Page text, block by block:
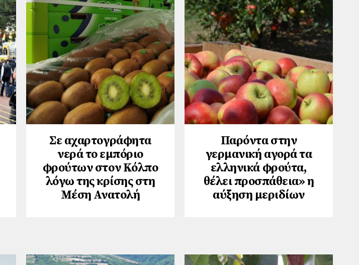
Σε αχαρτογράφητα
νερά το εμπόριο
φρούτων στον Κόλπο
λόγω της κρίσης στη
Μέση Ανατολή
Παρόντα στην
γερμανική αγορά τα
ελληνικά φρούτα,
θέλει προσπάθεια» η
αύξηση μεριδίων